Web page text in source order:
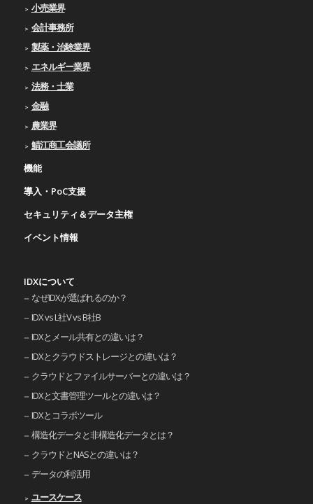
小売業界
会計事務所
製薬・治験業界
エネルギー業界
法務・士業
金融
農業界
鯖江商工会議所
機能
導入・PoC支援
セキュリティ＆データ主権
イベント情報
IDXについて
なぜIDXが選ばれるのか？
IDX vs L社V vs B社B
IDXとメール共有との違いは？
IDXとクラウドストレージとの違いは？
クラウドとファイルサーバーとの違いは？
IDXと文書管理ツールとの違いは？
IDXとコラボツール
構造化データと非構造化データとは？
クラウドとNASとの違いは？
データの利活用
ユースケース